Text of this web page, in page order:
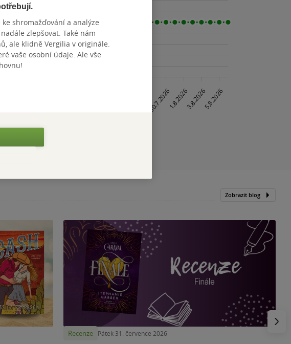
Zobrazit blog
Recenze Pátek 31. července 2026
shromažďování a analýze
zlepšovat. Také nám
ale klidně Vergilia v originále.
vaše osobní údaje. Ale vše